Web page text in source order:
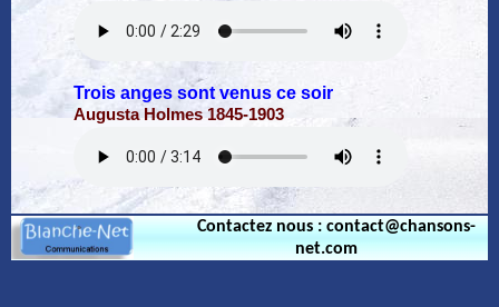
Trois anges sont venus ce soir
Augusta Holmes 1845-1903
Contactez nous : contact@chansons-
net.com